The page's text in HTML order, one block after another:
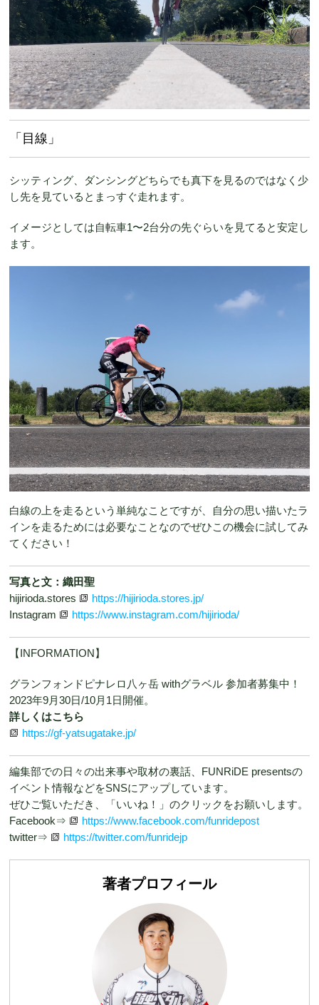
「目線」
シッティング、ダンシングどちらでも真下を見るのではなく少
し先を見ているとまっすぐ走れます。
イメージとしては自転車1〜2台分の先ぐらいを見てると安定し
ます。
白線の上を走るという単純なことですが、自分の思い描いたラ
インを走るためには必要なことなのでぜひこの機会に試してみ
てください！
写真と文：織田聖
hijirioda.stores
https://hijirioda.stores.jp/
Instagram
https://www.instagram.com/hijirioda/
【INFORMATION】
グランフォンドピナレロ八ヶ岳 withグラベル 参加者募集中！
2023年9月30日/10月1日開催。
詳しくはこちら
https://gf-yatsugatake.jp/
編集部での日々の出来事や取材の裏話、FUNRiDE presentsの
イベント情報などをSNSにアップしています。
ぜひご覧いただき、「いいね！」のクリックをお願いします。
Facebook⇒
https://www.facebook.com/funridepost
twitter⇒
https://twitter.com/funridejp
著者プロフィール